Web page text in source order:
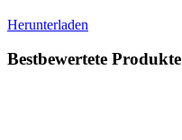
Herunterladen
Bestbewertete Produkte